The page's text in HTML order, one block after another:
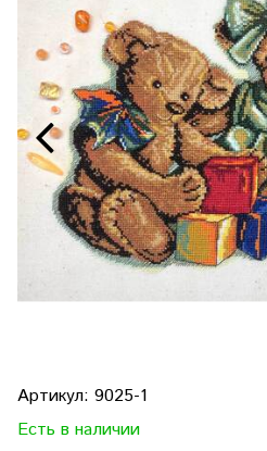
Артикул: 9025-1
Есть в наличии